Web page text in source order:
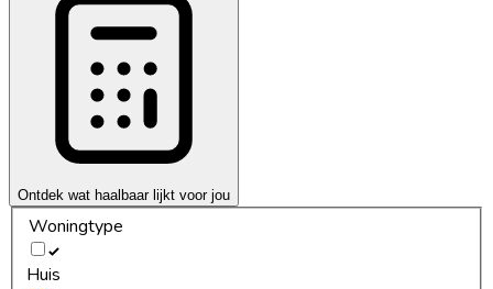
Ontdek wat haalbaar lijkt voor jou
Woningtype
Huis